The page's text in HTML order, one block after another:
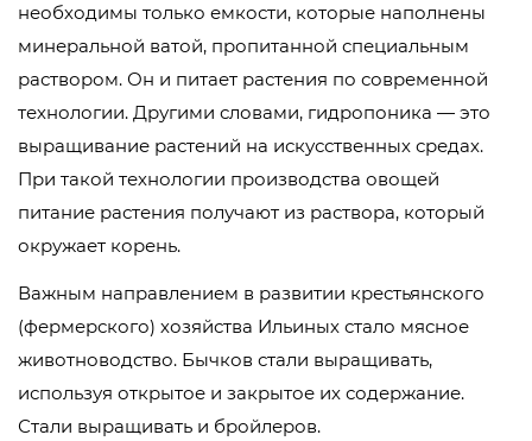
необходимы только емкости, которые наполнены
минеральной ватой, пропитанной специальным
раствором. Он и питает растения по современной
технологии. Другими словами, гидропоника — это
выращивание растений на искусственных средах.
При такой технологии производства овощей
питание растения получают из раствора, который
окружает корень.
Важным направлением в развитии крестьянского
(фермерского) хозяйства Ильиных стало мясное
животноводство. Бычков стали выращивать,
используя открытое и закрытое их содержание.
Стали выращивать и бройлеров.